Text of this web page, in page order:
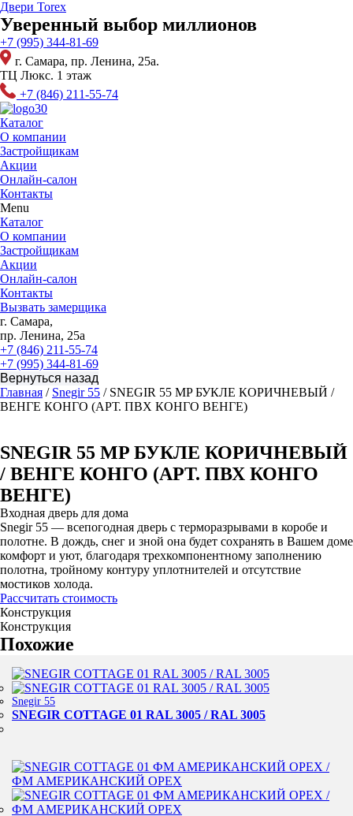
Перейти
к
содержимому
Двери Torex
Уверенный выбор миллионов
+7 (995) 344-81-69
г. Самара, пр. Ленина, 25а.
ТЦ Люкс. 1 этаж
+7 (846) 211-55-74
Каталог
О компании
Застройщикам
Акции
Онлайн-салон
Контакты
Menu
Каталог
О компании
Застройщикам
Акции
Онлайн-салон
Контакты
Вызвать замерщика
г. Самара,
пр. Ленина, 25а
+7 (846) 211-55-74
+7 (995) 344-81-69
Главная / Snegir 55 / SNEGIR 55 MP БУКЛЕ КОРИЧНЕВЫЙ /
ВЕНГЕ КОНГО (АРТ. ПВХ КОНГО ВЕНГЕ)
SNEGIR 55 MP БУКЛЕ КОРИЧНЕВЫЙ
/ ВЕНГЕ КОНГО (АРТ. ПВХ КОНГО
ВЕНГЕ)
Входная дверь для дома
Snegir 55 — всепогодная дверь с терморазрывами в коробе и
полотне. В дождь, снег и зной она будет сохранять в Вашем доме
комфорт и уют, благодаря трехкомпонентному заполнению
полотна, тройному контуру уплотнителей и отсутствие
мостиков холода.
Рассчитать стоимость
Конструкция
Конструкция
Похожие
Snegir 55
SNEGIR COTTAGE 01 RAL 3005 / RAL 3005